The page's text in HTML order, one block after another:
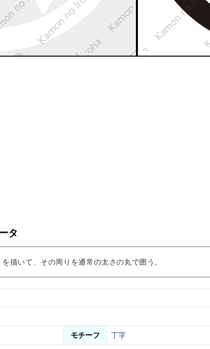
タ
を描いて、その周りを通常の太さの丸で囲う。
モチーフ
丁字